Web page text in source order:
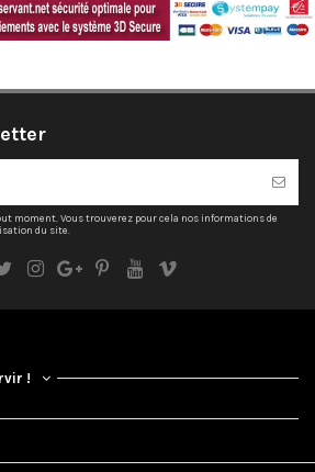
moment. Vous trouverez pour cela nos informations de
du site.
!